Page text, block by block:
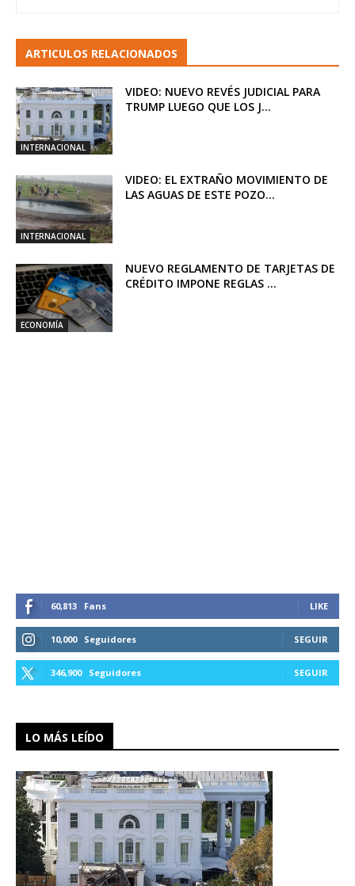
ARTICULOS RELACIONADOS
INTERNACIONAL
VIDEO: NUEVO REVÉS JUDICIAL PARA
TRUMP LUEGO QUE LOS J...
INTERNACIONAL
VIDEO: EL EXTRAÑO MOVIMIENTO DE
LAS AGUAS DE ESTE POZO...
ECONOMÍA
NUEVO REGLAMENTO DE TARJETAS DE
CRÉDITO IMPONE REGLAS ...
60,813 Fans LIKE
10,000 Seguidores SEGUIR
346,900 Seguidores SEGUIR
LO MÁS LEÍDO